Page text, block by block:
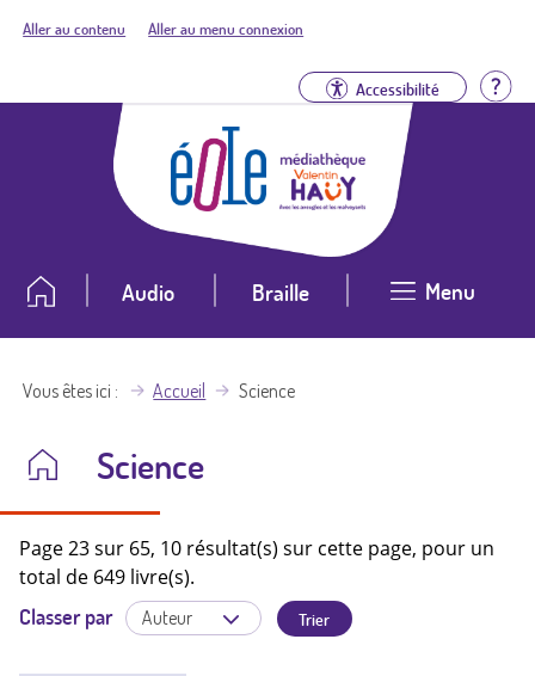
Aller au contenu Aller au menu connexion
Accessibilité
Audio Braille Menu
Vous êtes ici Accueil Science
Science
Page 23 sur 65, 10 résultat(s) sur cette page, pour un
total de 649 livre(s).
Classer par